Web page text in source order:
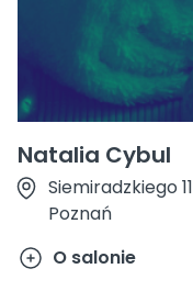
Natalia Cybul
Siemiradzkiego 11
Poznań
O salonie